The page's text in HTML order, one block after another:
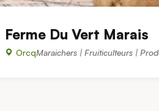
Ferme Du Vert Marais
OrcqMaraichers | Fruiticulteurs |